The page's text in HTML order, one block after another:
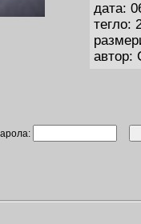
дата:
тегло:
автор: